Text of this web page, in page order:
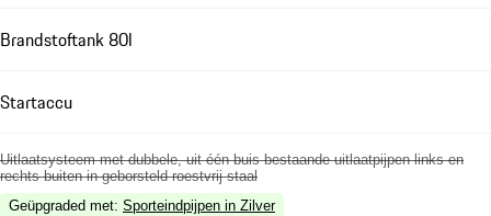
Brandstoftank 80l
Startaccu
Uitlaatsysteem met dubbele, uit één buis bestaande uitlaatpijpen links en
rechts buiten in geborsteld roestvrij staal
Geüpgraded met: Sporteindpijpen in Zilver